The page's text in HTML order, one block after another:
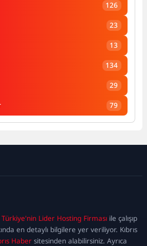
126
23
13
134
29
79
Türkiye'nin Lider Hosting Firması ile çalışıp
en detaylı bilgilere yer veriliyor. Kıbrıs
Haber sitesinden alabilirsiniz. Ayrıca